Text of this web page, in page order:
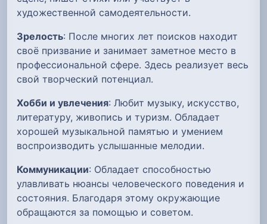
художественной самодеятельности.
Зрелость: После многих лет поисков находит
своё призвание и занимает заметное место в
профессиональной сфере. Здесь реализует весь
свой творческий потенциал.
Хобби и увлечения: Любит музыку, искусство,
литературу, живопись и туризм. Обладает
хорошей музыкальной памятью и умением
воспроизводить услышанные мелодии.
Коммуникации: Обладает способностью
улавливать нюансы человеческого поведения и
состояния. Благодаря этому окружающие
обращаются за помощью и советом.